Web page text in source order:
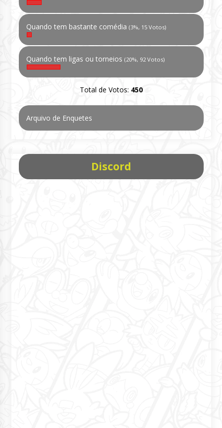
Quando tem bastante comédia (3%, 15 Votos)
Quando tem ligas ou torneios (20%, 92 Votos)
Total de Votos: 450
Arquivo de Enquetes
Discord